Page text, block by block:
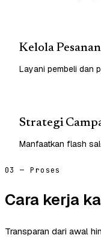
Kelola
Layani pembeli dan
Strategi
Manfaatkan flash
03 — Proses
Cara kerja
Transparan dari awal